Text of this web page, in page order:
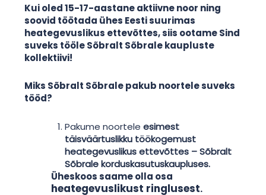
Kui oled 15-17-aastane aktiivne noor ning
soovid töötada ühes Eesti suurimas
heategevuslikus ettevõttes, siis ootame Sind
suveks tööle Sõbralt Sõbrale kaupluste
kollektiivi!
Miks Sõbralt Sõbrale pakub noortele suveks
tööd?
Pakume noortele esimest
täisväärtuslikku töökogemust
heategevuslikus ettevõttes – Sõbralt
Sõbrale korduskasutuskaupluses.
Üheskoos saame olla osa
heategevuslikust ringlusest.